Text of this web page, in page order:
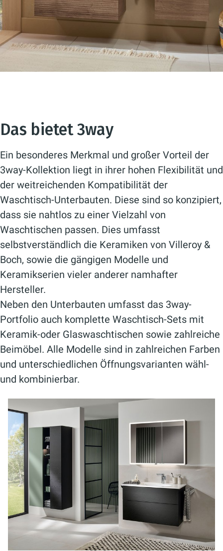
Das bietet 3way
Ein besonderes Merkmal und großer Vorteil der
3way-Kollektion liegt in ihrer hohen Flexibilität und
der weitreichenden Kompatibilität der
Waschtisch-Unterbauten. Diese sind so konzipiert,
dass sie nahtlos zu einer Vielzahl von
Waschtischen passen. Dies umfasst
selbstverständlich die Keramiken von Villeroy &
Boch, sowie die gängigen Modelle und
Keramikserien vieler anderer namhafter
Hersteller.
Neben den Unterbauten umfasst das 3way-
Portfolio auch komplette Waschtisch-Sets mit
Keramik-oder Glaswaschtischen sowie zahlreiche
Beimöbel. Alle Modelle sind in zahlreichen Farben
und unterschiedlichen Öffnungsvarianten wähl-
und kombinierbar.